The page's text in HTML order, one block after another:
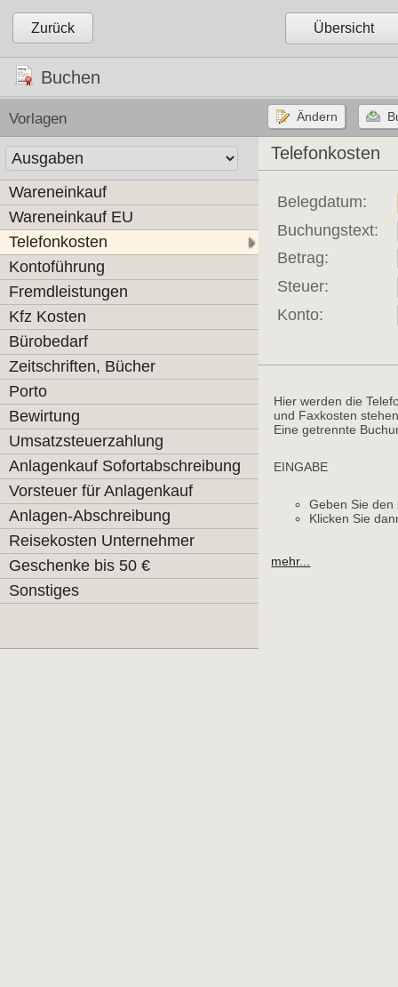
Zurück Übersicht
Buchen
Vorlagen
Wareneinkauf
Wareneinkauf EU
Telefonkosten
Kontoführung
Fremdleistungen
Kfz Kosten
Bürobedarf
Zeitschriften, Bücher
Porto
Bewirtung
Umsatzsteuerzahlung
Anlagenkauf Sofortabschreibung
Vorsteuer für Anlagenkauf
Anlagen-Abschreibung
Reisekosten Unternehmer
Geschenke bis 50 €
Sonstiges
Telefonkosten
Belegdatum:
Buchungstext:
Betrag:
Steuer:
Konto:
Hier werden die
und Faxkosten
Eine getrennte
EINGABE
Geben Sie den
Klicken Sie
mehr...